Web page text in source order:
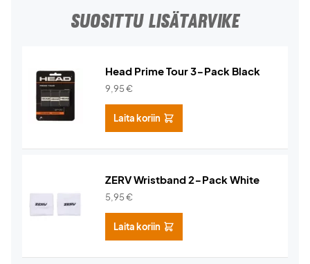
SUOSITTU LISÄTARVIKE
Head Prime Tour 3-Pack Black
9,95€
Laita koriin
ZERV Wristband 2-Pack White
5,95€
Laita koriin